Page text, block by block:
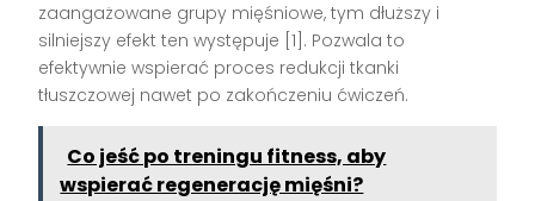
zaangażowane grupy mięśniowe, tym dłuższy i
silniejszy efekt ten występuje [1]. Pozwala to
efektywnie wspierać proces redukcji tkanki
tłuszczowej nawet po zakończeniu ćwiczeń.
Co jeść po treningu fitness, aby
wspierać regenerację mięśni?